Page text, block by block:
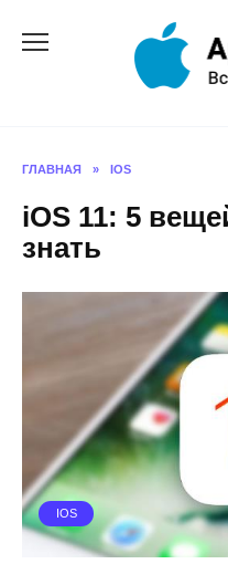
ГЛАВНАЯ » IOS
iOS 11: 5
знать
IOS